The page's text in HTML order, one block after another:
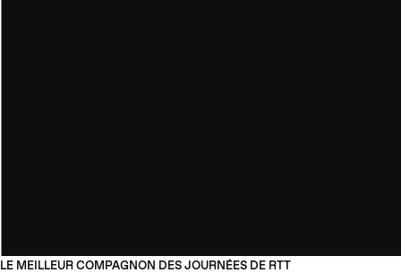
LE MEILLEUR COMPAGNON DES JOURNÉES DE RTT